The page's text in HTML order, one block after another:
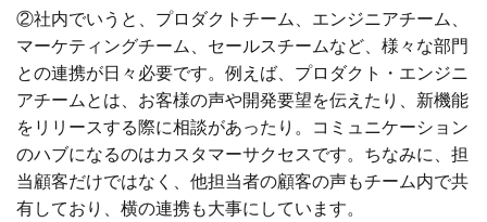
②社内でいうと、プロダクトチーム、エンジニアチーム、
マーケティングチーム、セールスチームなど、様々な部門
との連携が日々必要です。例えば、プロダクト・エンジニ
アチームとは、お客様の声や開発要望を伝えたり、新機能
をリリースする際に相談があったり。コミュニケーション
のハブになるのはカスタマーサクセスです。ちなみに、担
当顧客だけではなく、他担当者の顧客の声もチーム内で共
有しており、横の連携も大事にしています。